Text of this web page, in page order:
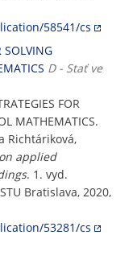
58541/cs
SOLVING
D - Stať ve
FOR
MATHEMATICS.
Richtáriková,
applied
. 1. vyd.
Bratislava, 2020,
53281/cs